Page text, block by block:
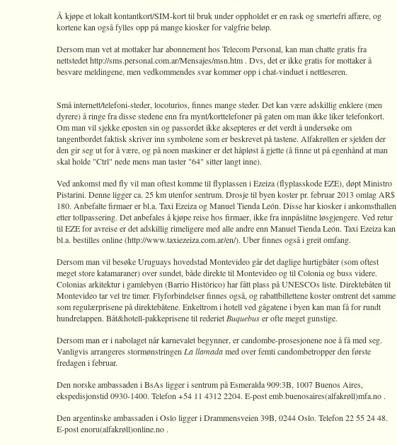
Å kjøpe et lokalt kontantkort/SIM-kort til bruk under oppholdet er en rask og smertefri affære, og
kortene kan også fylles opp på mange kiosker for valgfrie beløp.
Dersom man vet at mottaker har abonnement hos Telecom Personal, kan man chatte gratis fra
nettstedet http://sms.personal.com.ar/Mensajes/msn.htm . Dvs, det er ikke gratis for mottaker å
besvare meldingene, men vedkommendes svar kommer opp i chat-vinduet i nettleseren.
Små internett/telefoni-steder, locoturios, finnes mange steder. Det kan være adskillig enklere (men
dyrere) å ringe fra disse stedene enn fra mynt/korttelefoner på gaten om man ikke liker telefonkort.
Om man vil sjekke eposten sin og passordet ikke aksepteres er det verdt å undersøke om
tangentbordet faktisk skriver inn symbolene som er beskrevet på tastene. Alfakrøllen er sjelden der
den gir seg ut for å være, og på noen maskiner er det håpløst å gjette (å finne ut på egenhånd at man
skal holde "Ctrl" nede mens man taster "64" sitter langt inne).
Ved ankomst med fly vil man oftest komme til flyplassen i Ezeiza (flyplasskode EZE), døpt Ministro
Pistarini. Denne ligger ca. 25 km utenfor sentrum. Drosje til byen koster pr. februar 2013 omlag AR$
180. Anbefalte firmaer er bl.a. Taxi Ezeiza og Manuel Tienda León. Disse har kiosker i ankomsthallen
etter tollpassering. Det anbefales å kjøpe reise hos firmaer, ikke fra innpåslitne løsgjengere. Ved retur
til EZE for avreise er det adskillig rimeligere med alle andre enn Manuel Tienda León. Taxi Ezeiza kan
bl.a. bestilles online (http://www.taxiezeiza.com.ar/en/). Uber finnes også i greit omfang.
Dersom man vil besøke Uruguays hovedstad Montevideo går det daglige hurtigbåter (som oftest
meget store katamaraner) over sundet, både direkte til Montevideo og til Colonia og buss videre.
Colonias arkitektur i gamlebyen (Barrio Histórico) har fått plass på UNESCOs liste. Direktebåten til
Montevideo tar vel tre timer. Flyforbindelser finnes også, og rabattbillettene koster omtrent det samme
som regulærprisene på direktebåtene. Enkeltrom i hotell ved gågatene i byen kan man få for rundt
hundrelappen. Båt&hotell-pakkeprisene til rederiet Buquebuser ofte meget gunstige.
Dersom man er i nabolaget når karnevalet begynner, er candombe-prosesjonene noe å få med seg.
Vanligvis arrangeres stormønstringen La llamadamed over femti candombetropper den første
fredagen i februar.
Den norske ambassaden i BsAs ligger i sentrum på Esmeralda 909:3B, 1007 Buenos Aires,
ekspedisjonstid 0930-1400. Telefon +54 11 4312 2204. E-post emb.buenosaires(alfakrøll)mfa.no .
Den argentinske ambassaden i Oslo ligger i Drammensveien 39B, 0244 Oslo. Telefon 22 55 24 48.
E-post enoru(alfakrøll)online.no .